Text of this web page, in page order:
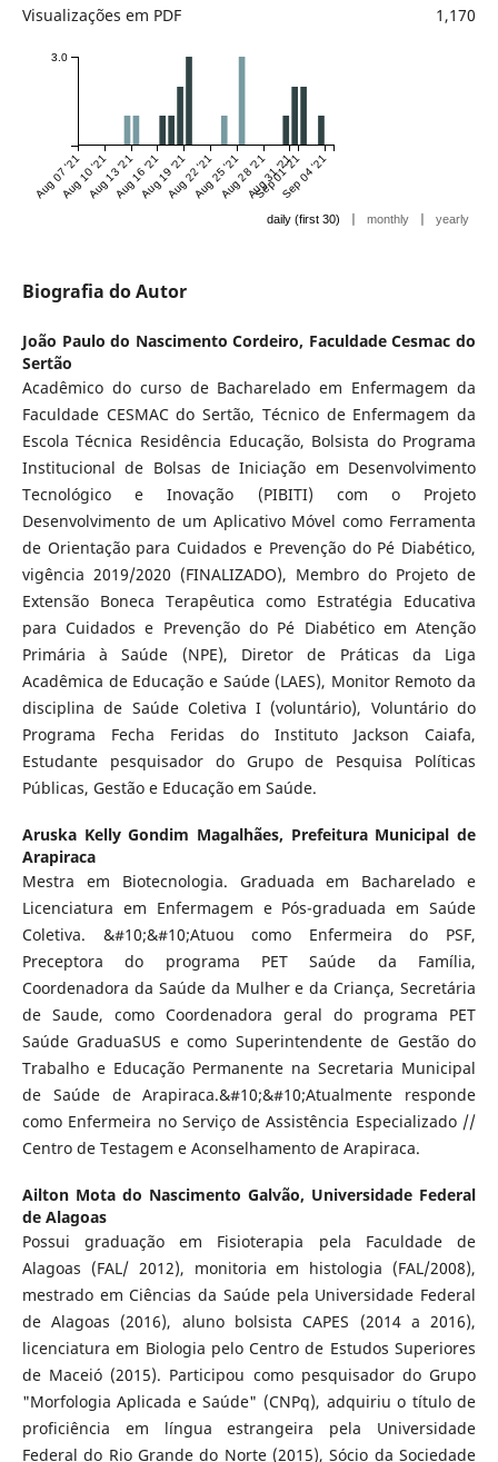
Visualizações em PDF 1,170
Aug 07 '21
Aug 10 '21Aug 13 '21Aug 16 '21Aug 19 '21Aug 22 '21Aug 25 '21Aug 28 '21Aug 31 '21
Sep 01 '21Sep 04 '21
3.0
daily (first 30) | monthly | yearly
Biografia do Autor
João Paulo do Nascimento Cordeiro, Faculdade Cesmac do
Sertão
Acadêmico do curso de Bacharelado em Enfermagem da
Faculdade CESMAC do Sertão, Técnico de Enfermagem da
Escola Técnica Residência Educação, Bolsista do Programa
Institucional de Bolsas de Iniciação em Desenvolvimento
Tecnológico e Inovação (PIBITI) com o Projeto
Desenvolvimento de um Aplicativo Móvel como Ferramenta
de Orientação para Cuidados e Prevenção do Pé Diabético,
vigência 2019/2020 (FINALIZADO), Membro do Projeto de
Extensão Boneca Terapêutica como Estratégia Educativa
para Cuidados e Prevenção do Pé Diabético em Atenção
Primária à Saúde (NPE), Diretor de Práticas da Liga
Acadêmica de Educação e Saúde (LAES), Monitor Remoto da
disciplina de Saúde Coletiva I (voluntário), Voluntário do
Programa Fecha Feridas do Instituto Jackson Caiafa,
Estudante pesquisador do Grupo de Pesquisa Políticas
Públicas, Gestão e Educação em Saúde.
Aruska Kelly Gondim Magalhães, Prefeitura Municipal de
Arapiraca
Mestra em Biotecnologia. Graduada em Bacharelado e
Licenciatura em Enfermagem e Pós-graduada em Saúde
Coletiva. &#10;&#10;Atuou como Enfermeira do PSF,
Preceptora do programa PET Saúde da Família,
Coordenadora da Saúde da Mulher e da Criança, Secretária
de Saude, como Coordenadora geral do programa PET
Saúde GraduaSUS e como Superintendente de Gestão do
Trabalho e Educação Permanente na Secretaria Municipal
de Saúde de Arapiraca.&#10;&#10;Atualmente responde
como Enfermeira no Serviço de Assistência Especializado //
Centro de Testagem e Aconselhamento de Arapiraca.
Ailton Mota do Nascimento Galvão, Universidade Federal
de Alagoas
Possui graduação em Fisioterapia pela Faculdade de
Alagoas (FAL/ 2012), monitoria em histologia (FAL/2008),
mestrado em Ciências da Saúde pela Universidade Federal
de Alagoas (2016), aluno bolsista CAPES (2014 a 2016),
licenciatura em Biologia pelo Centro de Estudos Superiores
de Maceió (2015). Participou como pesquisador do Grupo
"Morfologia Aplicada e Saúde" (CNPq), adquiriu o título de
proficiência em língua estrangeira pela Universidade
Federal do Rio Grande do Norte (2015), Sócio da Sociedade